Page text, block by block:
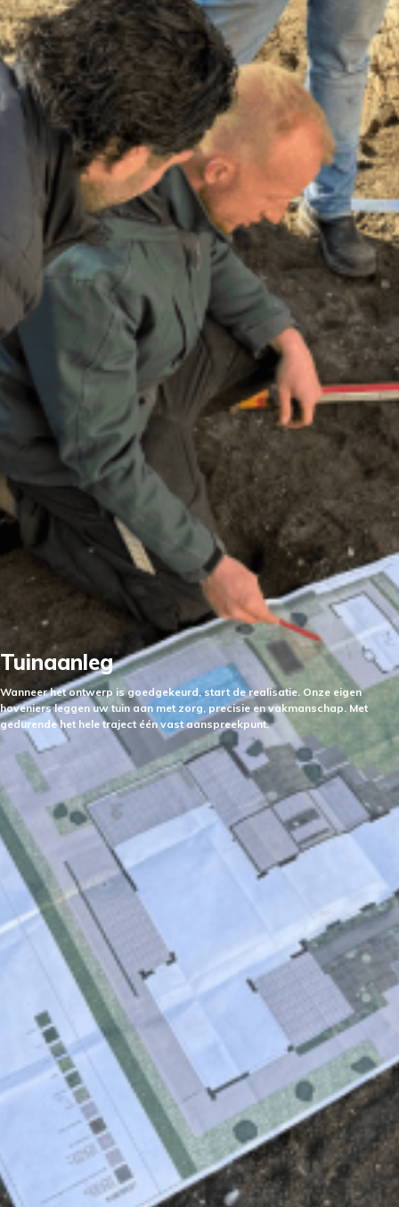
Tuinaanleg
Wanneer het ontwerp is goedgekeurd, start de realisatie. Onze eigen
hoveniers leggen uw tuin aan met zorg, precisie en vakmanschap. Met
gedurende het hele traject één vast aanspreekpunt.